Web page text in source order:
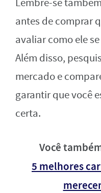
Lembre-se
antes de comprar
avaliar como ele
Além disso,
mercado e
garantir que você
certa.
Você
5 melhores